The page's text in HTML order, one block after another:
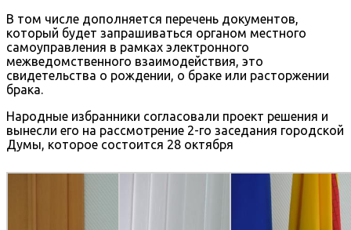
В том числе дополняется перечень документов,
который будет запрашиваться органом местного
самоуправления в рамках электронного
межведомственного взаимодействия, это
свидетельства о рождении, о браке или расторжении
брака.
Народные избранники согласовали проект решения и
вынесли его на рассмотрение 2-го заседания городской
Думы, которое состоится 28 октября